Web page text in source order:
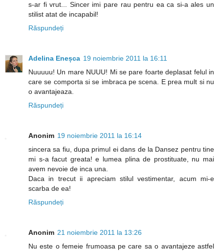
s-ar fi vrut... Sincer imi pare rau pentru ea ca si-a ales un
stilist atat de incapabil!
Răspundeți
Adelina Eneșca 19 noiembrie 2011 la 16:11
Nuuuuu! Un mare NUUU! Mi se pare foarte deplasat felul in
care se comporta si se imbraca pe scena. E prea mult si nu
o avantajeaza.
Răspundeți
Anonim 19 noiembrie 2011 la 16:14
sincera sa fiu, dupa primul ei dans de la Dansez pentru tine
mi s-a facut greata! e lumea plina de prostituate, nu mai
avem nevoie de inca una.
Daca in trecut ii apreciam stilul vestimentar, acum mi-e
scarba de ea!
Răspundeți
Anonim 21 noiembrie 2011 la 13:26
Nu este o femeie frumoasa pe care sa o avantajeze astfel